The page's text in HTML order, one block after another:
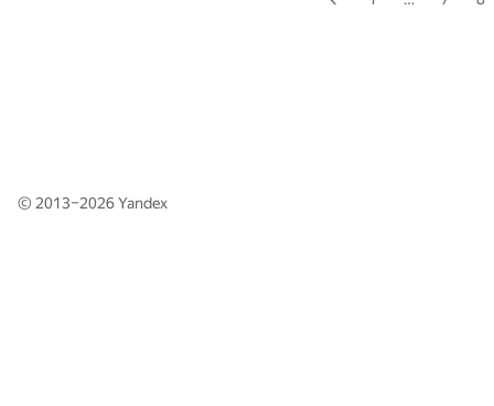
© 2013–2026Yandex